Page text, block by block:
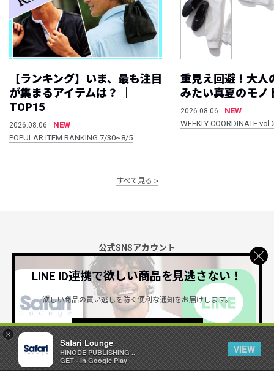
×
Safari Lounge
HINODE PUBLISHING ..
GET - In Google Play
VIEW
【ランキング】いま、最も注目
が集まるアイテムは？ ｜
TOP15
2026.08.06
NEW
POPULAR ITEM RANKING 7/30~8/5
重見え回避！大人
みたい真夏のモノ
2026.08.06
NEW
WEEKLY COORDINATE
すべて見る
公式SNSアカウント
Safari Lounge アプリ
限定の機能もあるアプリでサクサクお買い物
LINE ID連携で欲しい商品を見逃さない！
欲しい商品の買い逃しを防ぐ便利な通知をお届けします。
詳しくはこちら ＞